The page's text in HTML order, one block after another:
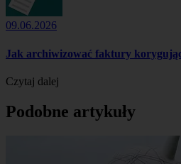
09.06.2026
Jak archiwizować faktury
Czytaj dalej
Podobne artykuły